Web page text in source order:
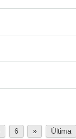
6 » Última